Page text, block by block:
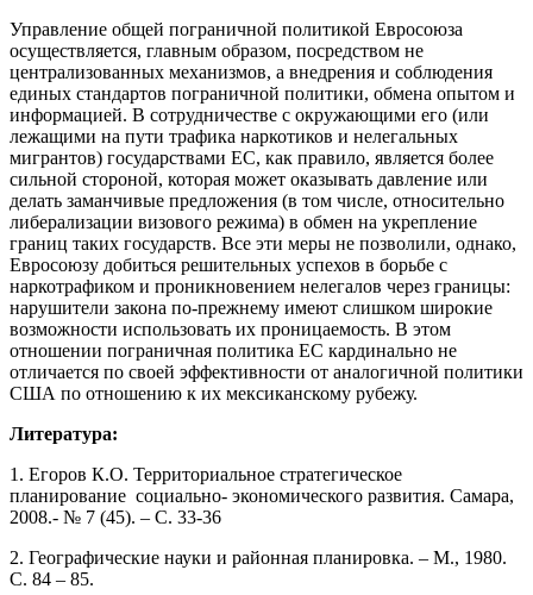
Управление общей пограничной политикой Евросоюза
осуществляется, главным образом, посредством не
централизованных механизмов, а внедрения и соблюдения
единых стандартов пограничной политики, обмена опытом и
информацией. В сотрудничестве с окружающими его (или
лежащими на пути трафика наркотиков и нелегальных
мигрантов) государствами ЕС, как правило, является более
сильной стороной, которая может оказывать давление или
делать заманчивые предложения (в том числе, относительно
либерализации визового режима) в обмен на укрепление
границ таких государств. Все эти меры не позволили, однако,
Евросоюзу добиться решительных успехов в борьбе с
наркотрафиком и проникновением нелегалов через границы:
нарушители закона по-прежнему имеют слишком широкие
возможности использовать их проницаемость. В этом
отношении пограничная политика ЕС кардинально не
отличается по своей эффективности от аналогичной политики
США по отношению к их мексиканскому рубежу.
Литература:
1. Егоров К.О. Территориальное стратегическое
планирование социально- экономического развития. Самара,
2008.- № 7 (45). – С. 33-36
2. Географические науки и районная планировка. – М., 1980.
С. 84 – 85.